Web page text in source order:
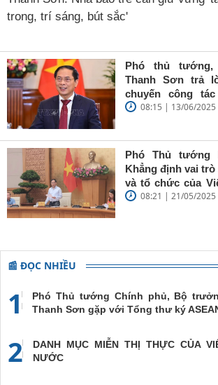
Phó thủ
Thanh Sơn trả
chuyến công
Chính phủ đến
08:15 | 13/06/2025
Phó Thủ tướng
Khẳng định vai
và tổ chức của
đề cao chủ nghĩa
08:21 | 21/05/2025
📰 ĐỌC NHIỀU
1
Phó Thủ tướng Chính phủ, Bộ
Thanh Sơn gặp với Tổng thư ký
2
DANH MỤC MIỄN THỊ THỰC CỦA
NƯỚC